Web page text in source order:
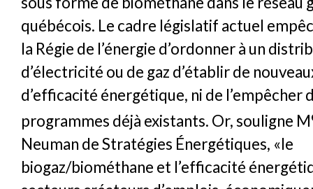
québécois. Le cadre législatif actuel
la Régie de l’énergie d’ordonner à un
d’électricité ou de gaz d’établir de
d’efficacité énergétique, ni de l’empêcher
programmes déjà existants. Or, souligne M
Neuman de Stratégies Énergétiques, «le
biogaz/biométhane et l’efficacité